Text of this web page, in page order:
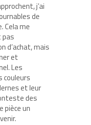
j’ai
de
Cela me
pas
d’achat, mais
et
Les
couleurs
et leur
des
pièce un